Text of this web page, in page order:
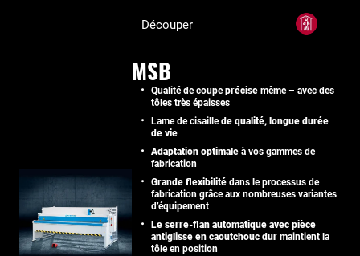
Découper
MSB
Qualité de coupeprécise même – avec des
tôles très épaisses
Lame de cisaillede qualité, longue durée
de vie
Adaptation optimale à vos gammes de
fabrication
Grande flexibilité dans le processus de
fabrication grâce aux nombreuses variantes
d’équipement
Le serre-flan automatique avec pièce
antiglisse en caoutchouc dur maintient la
tôle en position